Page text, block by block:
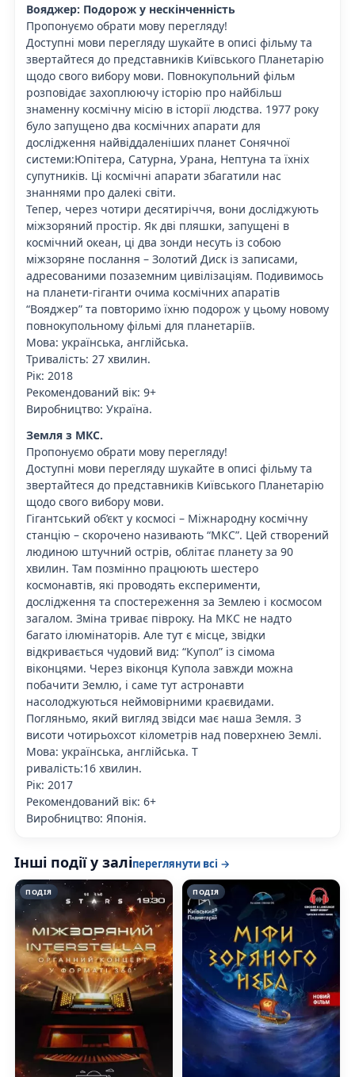
Вояджер: Подорож у нескінченність
Пропонуємо обрати мову перегляду!
Доступні мови перегляду шукайте в описі фільму та
звертайтеся до представників Київського Планетарію
щодо свого вибору мови. Повнокупольний фільм
розповідає захоплюючу історію про найбільш
знаменну космічну місію в історії людства. 1977 року
було запущено два космічних апарати для
дослідження найвіддаленіших планет Сонячної
системи:Юпітера, Сатурна, Урана, Нептуна та їхніх
супутників. Ці космічні апарати збагатили нас
знаннями про далекі світи.
Тепер, через чотири десятиріччя, вони досліджують
міжзоряний простір. Як дві пляшки, запущені в
космічний океан, ці два зонди несуть із собою
міжзоряне послання – Золотий Диск із записами,
адресованими позаземним цивілізаціям. Подивимось
на планети-гіганти очима космічних апаратів
“Вояджер” та повторимо їхню подорож у цьому новому
повнокупольному фільмі для планетаріїв.
Мова: українська, англійська.
Тривалість: 27 хвилин.
Рік: 2018
Рекомендований вік: 9+
Виробництво: Україна.
Земля з МКС.
Пропонуємо обрати мову перегляду!
Доступні мови перегляду шукайте в описі фільму та
звертайтеся до представників Київського Планетарію
щодо свого вибору мови.
Гігантський об’єкт у космосі – Міжнародну космічну
станцію – скорочено називають “МКС”. Цей створений
людиною штучний острів, облітає планету за 90
хвилин. Там позмінно працюють шестеро
космонавтів, які проводять експерименти,
дослідження та спостереження за Землею і космосом
загалом. Зміна триває півроку. На МКС не надто
багато ілюмінаторів. Але тут є місце, звідки
відкривається чудовий вид: “Купол” із сімома
віконцями. Через віконця Купола завжди можна
побачити Землю, і саме тут астронавти
насолоджуються неймовірними краєвидами.
Погляньмо, який вигляд звідси має наша Земля. З
висоти чотирьохсот кілометрів над поверхнею Землі.
Мова: українська, англійська. Т
ривалість:16 хвилин.
Рік: 2017
Рекомендований вік: 6+
Виробництво: Японія.
Інші події у заліпереглянути всі →
ПОДІЯ ПОДІЯ